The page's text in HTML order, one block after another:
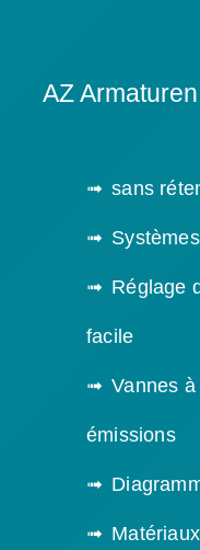
AZ
sans
Réglage
facile
Vannes
émissions